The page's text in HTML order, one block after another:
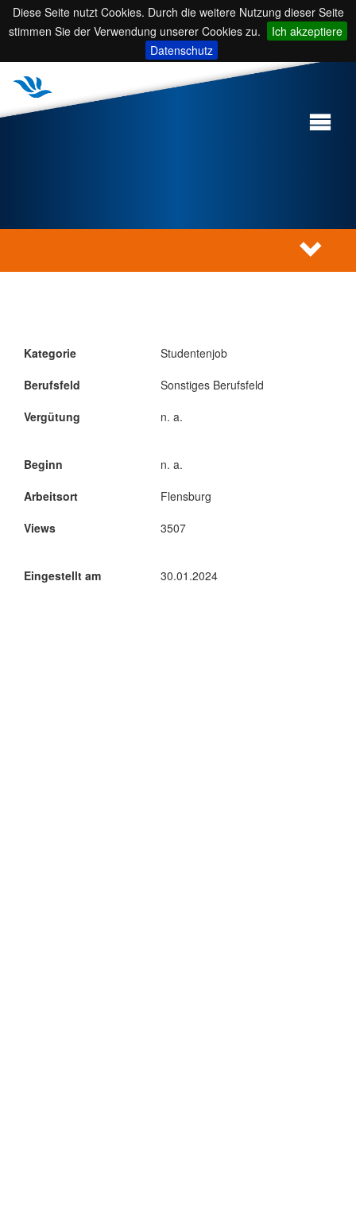
Diese Seite nutzt Cookies. Durch die weitere Nutzung dieser Seite
stimmen Sie der Verwendung unserer Cookies zu.
Ich akzeptiere
Datenschutz
Kategorie
Berufsfeld
Vergütung
Studentenjob
Sonstiges Berufsfeld
n. a.
Beginn
Arbeitsort
Views
n. a.
Flensburg
3507
Eingestellt am 30.01.2024